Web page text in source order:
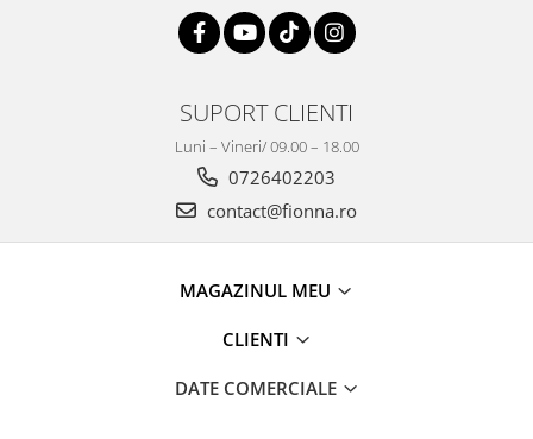
SUPORT CLIENTI
Luni – Vineri/ 09.00 – 18.00
0726402203
contact@fionna.ro
MAGAZINUL MEU
CLIENTI
DATE COMERCIALE